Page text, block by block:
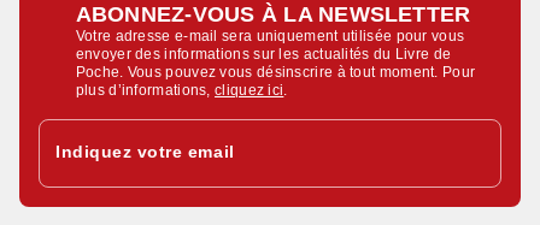
ABONNEZ-VOUS À LA NEWSLETTER
Votre adresse e-mail sera uniquement utilisée pour vous
envoyer des informations sur les actualités du Livre de
Poche. Vous pouvez vous désinscrire à tout moment. Pour
plus d’informations,cliquez ici
Indiquez votre email